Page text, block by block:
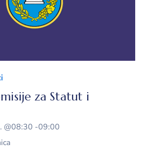
za Statut i
@08:30 -09:00